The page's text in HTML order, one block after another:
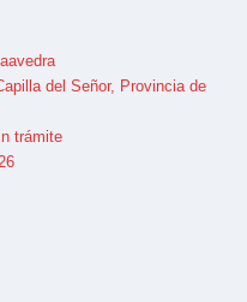
del Señor, Provincia de
trámite